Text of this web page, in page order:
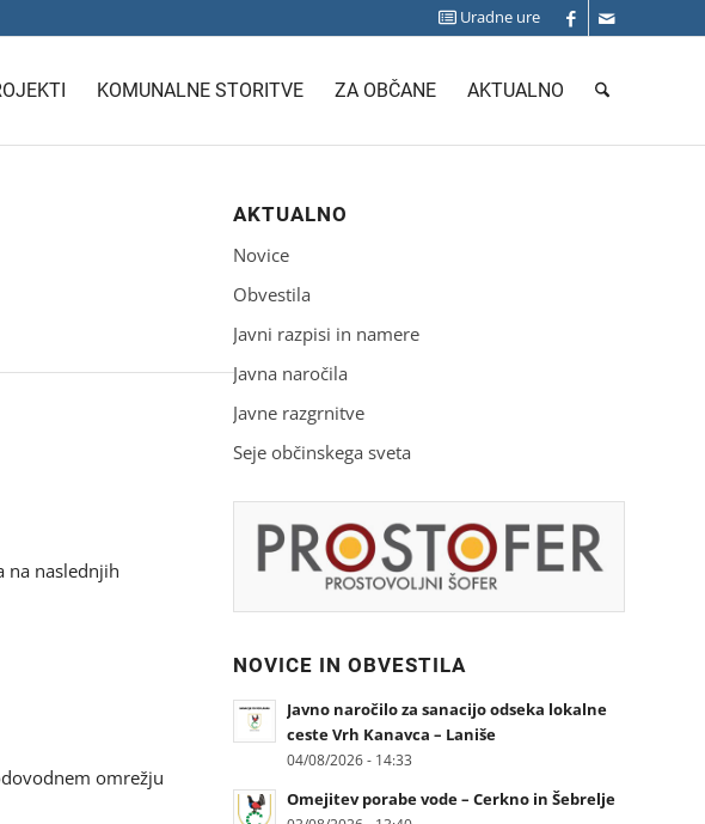
Uradne ure
KOMUNALNE STORITVE ZA OBČANE AKTUALNO
na naslednjih
omrežju
AKTUALNO
Novice
Obvestila
Javni razpisi in namere
Javna naročila
Javne razgrnitve
Seje občinskega sveta
NOVICE IN OBVESTILA
Javno naročilo za sanacijo odseka lokalne
ceste Vrh Kanavca – Laniše
04/08/2026 - 14:33
Omejitev porabe vode – Cerkno in Šebrelje